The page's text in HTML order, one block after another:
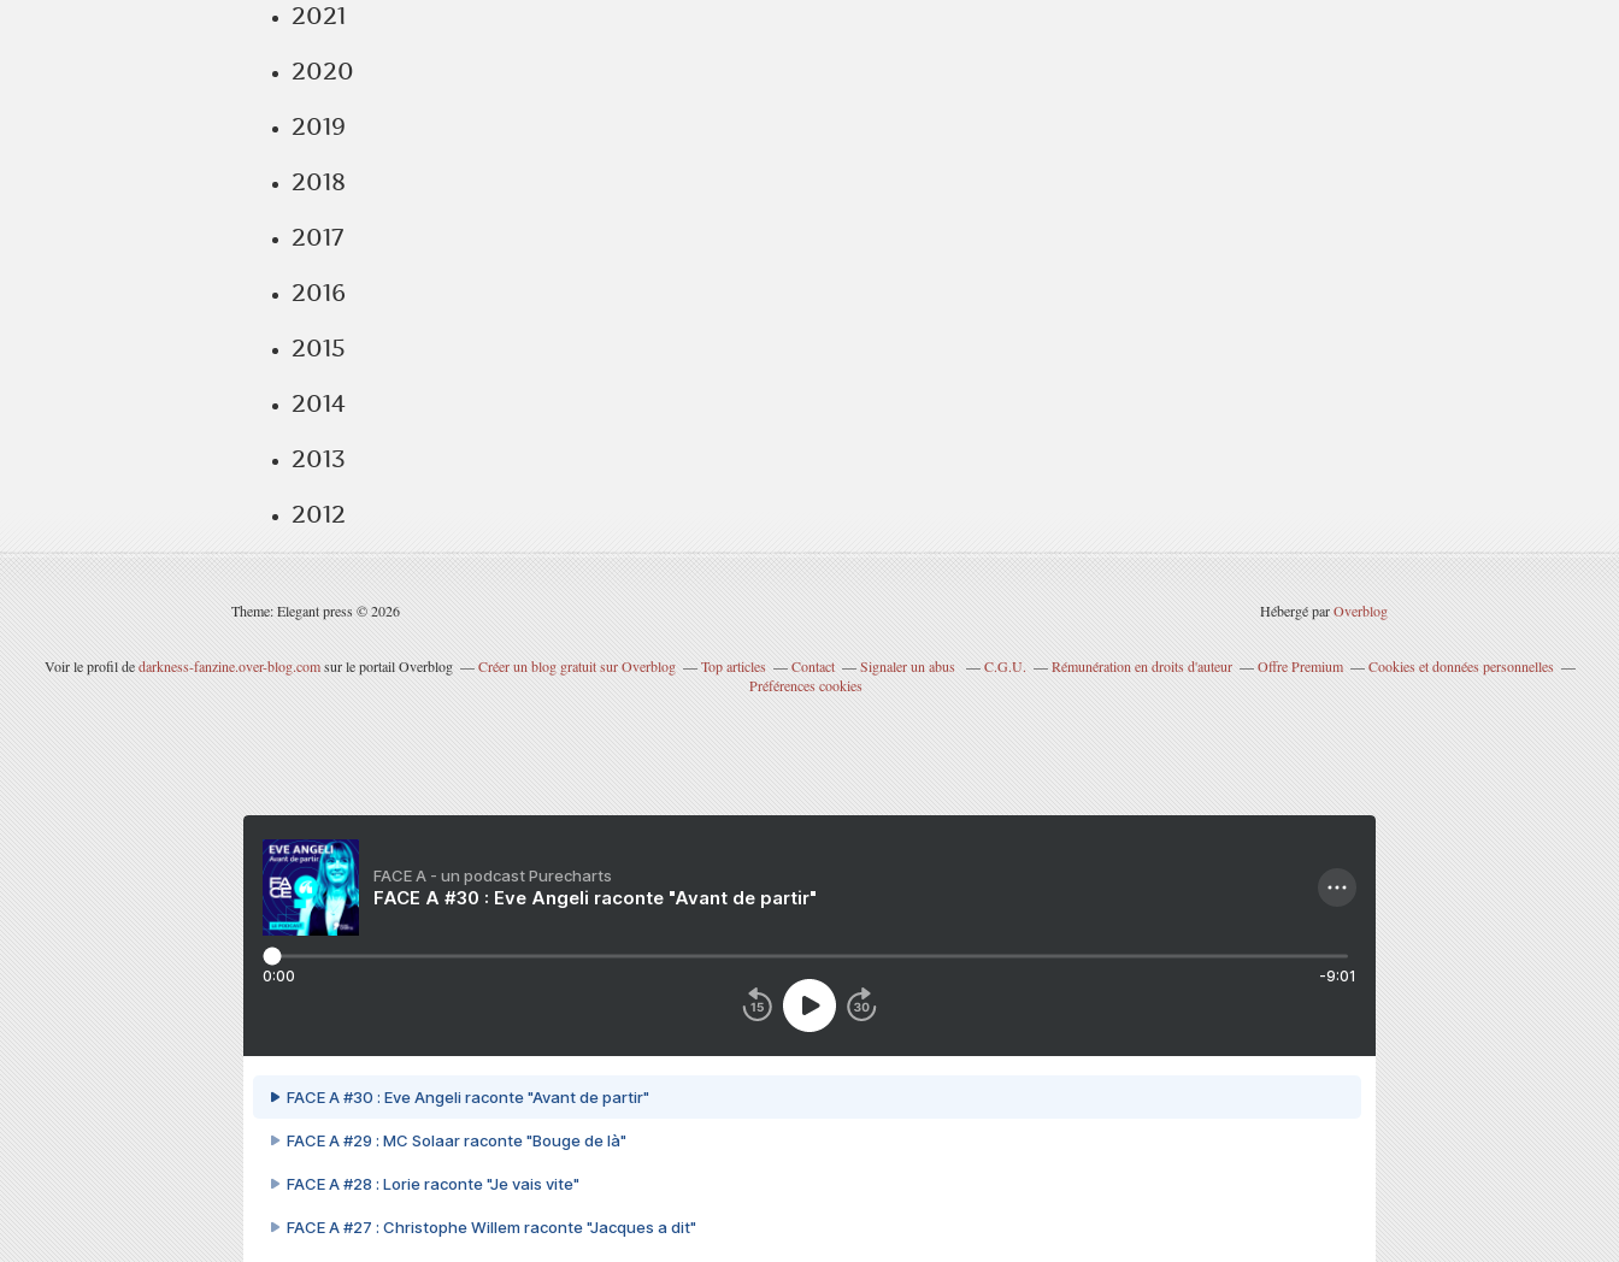
2021
2020
2019
2018
2017
2016
2015
2014
2013
2012
Theme: Elegant press © 2026 Hébergé parOverblog
Voir le profil dedarkness-fanzine.over-blog.comsur le portail Overblog Créer un blog gratuit sur Overblog Top articles Contact Signaler un abus C.G.U. Rémunération en droits d'auteur Offre Premium
Cookies et données personnelles
Préférences cookies
FACE A - un podcast Purecharts
FACE A #30 : Eve Angeli raconte "Avant de partir"
0:00 -9:01
FACE A #30 : Eve Angeli raconte "Avant de partir"
FACE A #29 : MC Solaar raconte "Bouge de là"
FACE A #28 : Lorie raconte "Je vais vite"
FACE A #27 : Christophe Willem raconte "Jacques a dit"